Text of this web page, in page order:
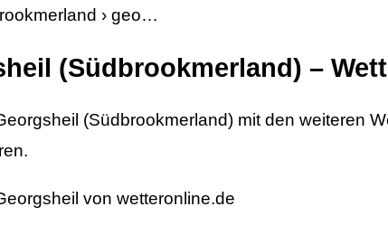
› geo…
(Südbrookmerland) –
(Südbrookmerland) mit den weiteren
von wetteronline.de